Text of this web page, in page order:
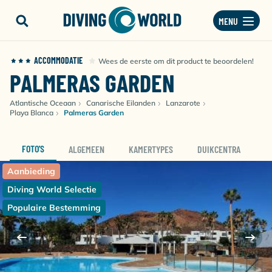
MENU
ACCOMMODATIE Wees de eerste om dit product te beoordelen!
PALMERAS GARDEN
Atlantische Oceaan Canarische Eilanden
Lanzarote
Playa Blanca
Palmeras Garden
FOTO'S ALGEMEEN KAMERTYPES DUIKCENTRA
Aanbieding
Diving World Selectie
Populaire Bestemming